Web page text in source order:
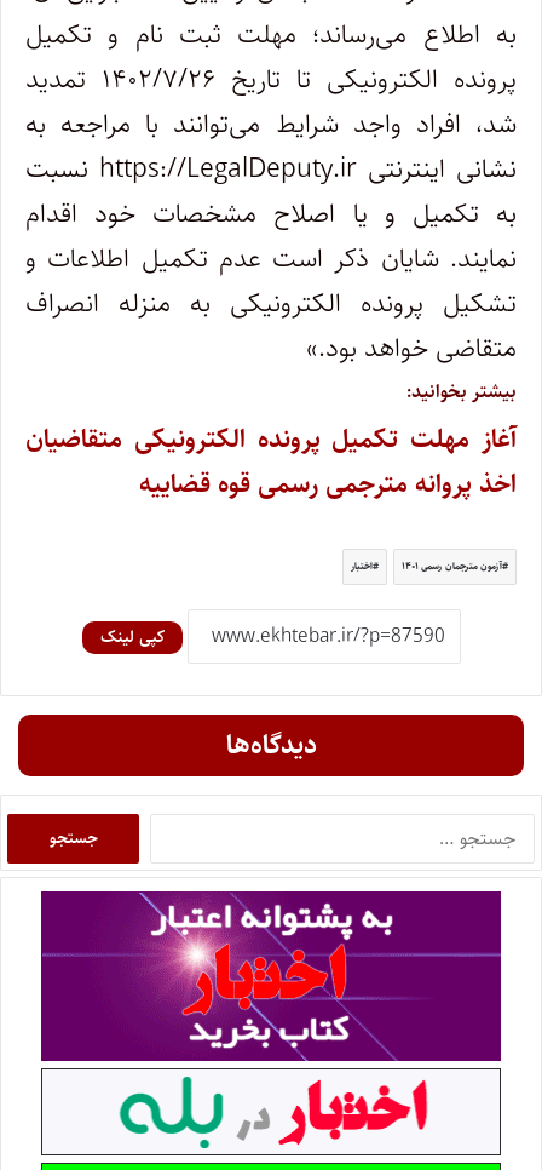
به اطلاع می‌رساند؛ مهلت ثبت نام و تکمیل
پرونده الکترونیکی تا تاریخ ۱۴۰۲/۷/۲۶ تمدید
شد، افراد واجد شرایط می‌توانند با مراجعه به
نشانی اینترنتی https://LegalDeputy.ir نسبت
به تکمیل و یا اصلاح مشخصات خود اقدام
نمایند. شایان ذکر است عدم تکمیل اطلاعات و
تشکیل پرونده الکترونیکی به منزله انصراف
متقاضی خواهد بود.»
بیشتر بخوانید:
آغاز مهلت تکمیل پرونده الکترونیکی متقاضیان
اخذ پروانه مترجمی رسمی قوه قضاییه
آزمون مترجمان رسمی ۱۴۰۱ اختبار
کپی لینک
دیدگاه‌ها